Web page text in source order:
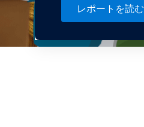
レポートを読む